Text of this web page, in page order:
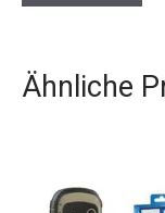
Ähnliche